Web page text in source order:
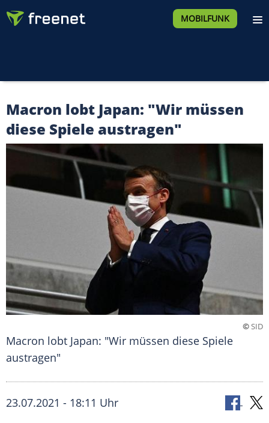
MOBILFUNK
Macron lobt Japan: "Wir müssen
diese Spiele austragen"
©SID
Macron lobt Japan: "Wir müssen diese Spiele
austragen"
23.07.2021 - 18:11 Uhr